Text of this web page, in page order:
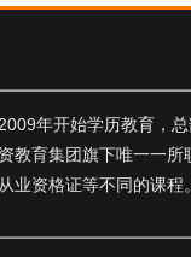
年开始学历教育，
育集团旗下唯一一所
业资格证等不同的课程。